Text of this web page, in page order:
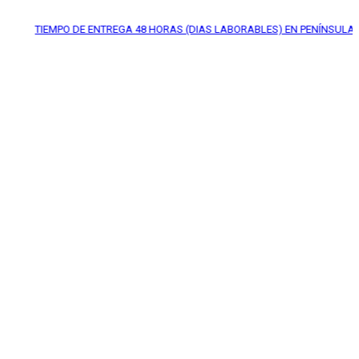
DE ENTREGA48 HORAS (DIAS LABORABLES) EN PENÍNSULA*